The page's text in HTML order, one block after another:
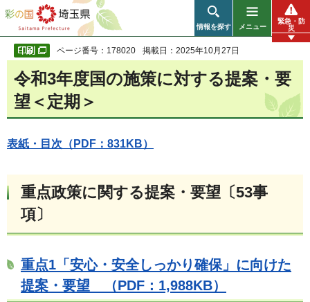
彩の国 埼玉県
情報を探す メニュー
緊急・防
災
ページ番号：178020 掲載日：2025年10月27日
令和3年度国の施策に対する提案・要
望＜定期＞
表紙・目次（PDF：831KB）
重点政策に関する提案・要望〔53事
項〕
重点1「安心・安全しっかり確保」に向けた
提案・要望 （PDF：1,988KB）